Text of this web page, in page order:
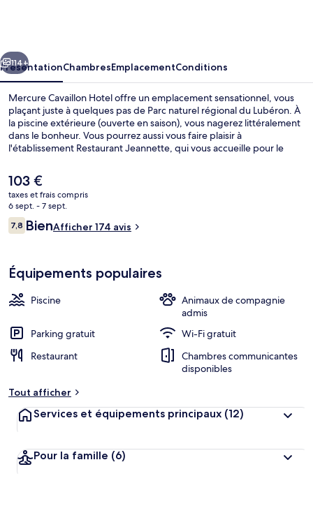
Suivant
114+
PrésentationChambresEmplacementConditions
Mercure Cavaillon Hotel offre un emplacement sensationnel, vous
plaçant juste à quelques pas de Parc naturel régional du Lubéron. À
la piscine extérieure (ouverte en saison), vous nagerez littéralement
dans le bonheur. Vous pourrez aussi vous faire plaisir à
l'établissement Restaurant Jeannette, qui vous accueille pour le
Parmi les autres petits avantages de cet hébergement figurent un
bar / salon, un snack-bar/une épicerie fine, et une terrasse.
Le
prix
actuel
est
de
103 €
taxes et frais compris
6 sept. - 7 sept.
Avis
voyageurs
7,87,8 sur 10
BienAfficher 174 avis
Équipements populaires
Piscine
Animaux de compagnie
admis
Parking gratuit
Wi-Fi gratuit
Restaurant
Chambres communicantes
disponibles
Tout afficher
Services et équipements principaux (12)
Pour la famille (6)